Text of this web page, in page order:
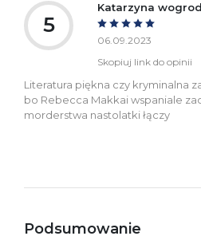
5
Katarzyna
06.09.2023
Skopiuj link do opinii
Literatura piękna czy kryminalna
bo Rebecca Makkai wspaniale
morderstwa nastolatki łączy
Podsumowanie